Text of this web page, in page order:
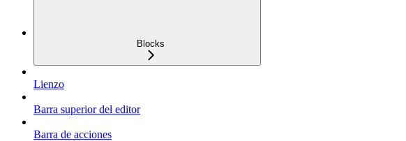
Blocks
Lienzo
Barra superior del editor
Barra de acciones